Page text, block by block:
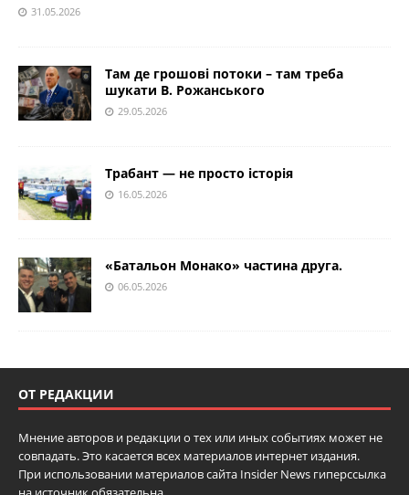
31.05.2026
Там де грошові потоки – там треба
шукати В. Рожанського
29.05.2026
Трабант — не просто історія
16.05.2026
«Батальон Монако» частина друга.
06.05.2026
ОТ РЕДАКЦИИ
Мнение авторов и редакции о тех или иных событиях может не
совпадать. Это касается всех материалов интернет издания.
При использовании материалов сайта Insider News гиперссылка